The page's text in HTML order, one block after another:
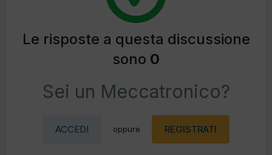
Le risposte a questa discussione
sono 0
Sei un Meccatronico?
ACCEDI oppure REGISTRATI